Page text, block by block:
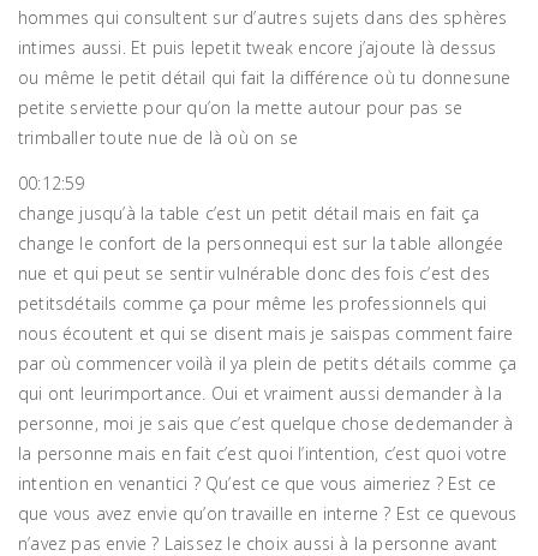
hommes qui consultent sur d’autres sujets dans des sphères
intimes aussi. Et puis lepetit tweak encore j’ajoute là dessus
ou même le petit détail qui fait la différence où tu donnesune
petite serviette pour qu’on la mette autour pour pas se
trimballer toute nue de là où on se
00:12:59
change jusqu’à la table c’est un petit détail mais en fait ça
change le confort de la personnequi est sur la table allongée
nue et qui peut se sentir vulnérable donc des fois c’est des
petitsdétails comme ça pour même les professionnels qui
nous écoutent et qui se disent mais je saispas comment faire
par où commencer voilà il ya plein de petits détails comme ça
qui ont leurimportance. Oui et vraiment aussi demander à la
personne, moi je sais que c’est quelque chose dedemander à
la personne mais en fait c’est quoi l’intention, c’est quoi votre
intention en venantici ? Qu’est ce que vous aimeriez ? Est ce
que vous avez envie qu’on travaille en interne ? Est ce quevous
n’avez pas envie ? Laissez le choix aussi à la personne avant